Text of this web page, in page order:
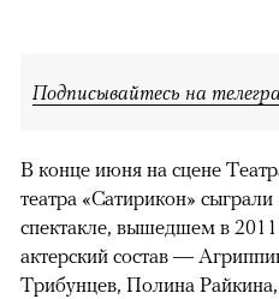
Подписывайтесь на
В конце июня на сцене
театра «Сатирикон»
спектакле, вышедшем в 2011
актерский состав —
Трибунцев, Полина